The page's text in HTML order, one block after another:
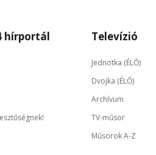
hírportál Televízió
Jednotka (ÉLŐ)
Dvojka (ÉLŐ)
Archívum
TV-műsor
Műsorok A-Z